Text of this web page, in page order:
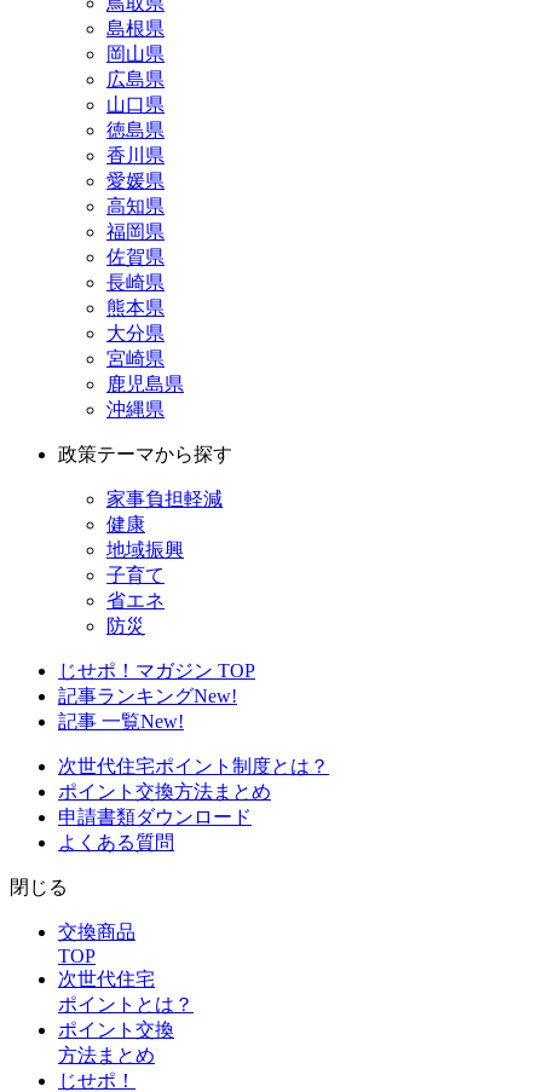
島根県
岡山県
広島県
山口県
徳島県
香川県
愛媛県
高知県
福岡県
佐賀県
長崎県
熊本県
大分県
宮崎県
鹿児島県
沖縄県
政策テーマから探す
家事負担軽減
健康
地域振興
子育て
省エネ
防災
じせポ！マガジン TOP
記事ランキングNew!
記事 一覧New!
次世代住宅ポイント制度とは？
ポイント交換方法まとめ
申請書類ダウンロード
よくある質問
閉じる
交換商品
TOP
次世代住宅
ポイントとは？
ポイント交換
方法まとめ
じせポ！